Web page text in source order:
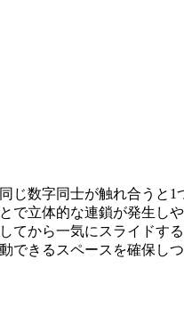
数字同士が触れ合うと
立体的な連鎖が発生し
から一気にスライドす
きるスペースを確保し